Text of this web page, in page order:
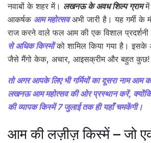
नवाबों के शहर में। लखनऊ के अवध शिल्प ग्राममें
आकर्षक आम महोत्सवअभी जारी है। यह गर्मी के
राज करने वाले फल आम की एक विशाल
से अधिक किस्मोंको शामिल किया गया है। इसके
जैसे मैंगो केक, अचार, आइसक्रीम और बहुत कुछ!
तो अगर आपके लिए भी गर्मियों का दूसरा नाम आम
लखनऊ आम महोत्सव की ओर प्रस्थान करें,
की व्यापक किस्में 7 जुलाई तक ही यहाँ चमकेंगी।
आम की लज़ीज़ किस्में – जो